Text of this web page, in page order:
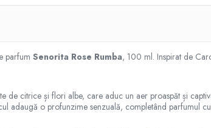
parfum Senorita Rose Rumba, 100 ml. Inspirat de
de citrice și flori albe, care aduc un aer proaspăt și
adaugă o profunzime senzuală, completând parfumul